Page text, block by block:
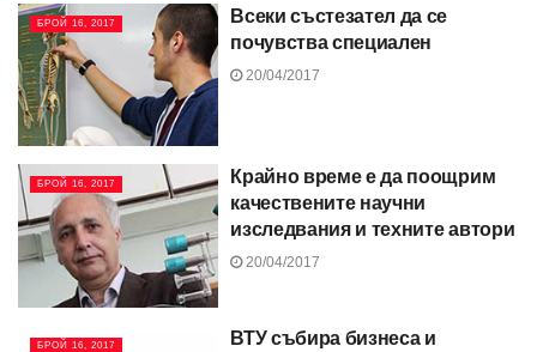
БРОЙ 16, 2017
Всеки състезател да се
почувства специален
20/04/2017
БРОЙ 16, 2017
Крайно време е да поощрим
качествените научни
изследвания и техните автори
20/04/2017
БРОЙ 16, 2017
ВТУ събира бизнеса и